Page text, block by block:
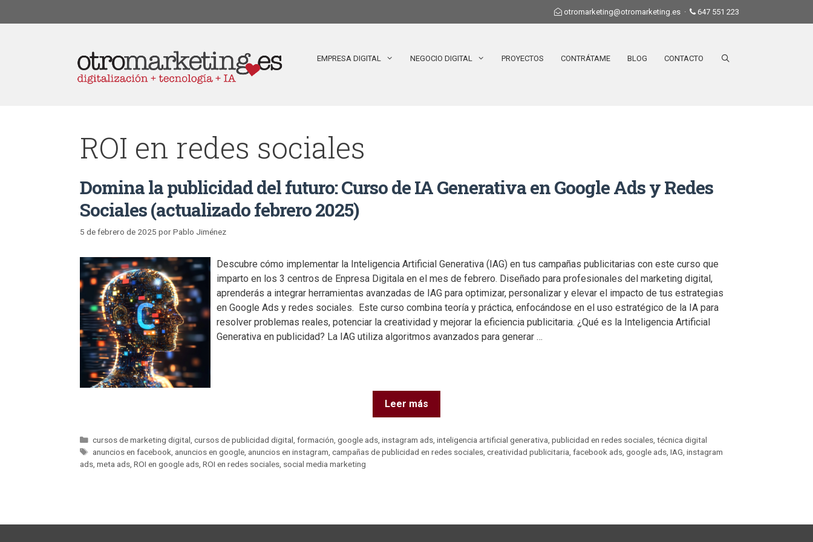
otromarketing@otromarketing.es · 647 551 223
EMPRESA DIGITAL NEGOCIO DIGITAL PROYECTOS CONTRÁTAME BLOG CONTACTO
ROI en redes sociales
Domina la publicidad del futuro: Curso de IA Generativa en Google Ads y Redes
Sociales (actualizado febrero 2025)
5 de febrero de 2025 porPablo Jiménez
Descubre cómo implementar la Inteligencia Artificial Generativa (IAG) en tus campañas publicitarias con este curso que
imparto en los 3 centros de Enpresa Digitala en el mes de febrero. Diseñado para profesionales del marketing digital,
aprenderás a integrar herramientas avanzadas de IAG para optimizar, personalizar y elevar el impacto de tus estrategias
en Google Ads y redes sociales. Este curso combina teoría y práctica, enfocándose en el uso estratégico de la IA para
resolver problemas reales, potenciar la creatividad y mejorar la eficiencia publicitaria. ¿Qué es la Inteligencia Artificial
Generativa en publicidad? La IAG utiliza algoritmos avanzados para generar …
Leer más
cursos de marketing digital ,cursos de publicidad digital ,formación ,google ads ,instagram ads ,inteligencia artificial generativa ,publicidad en redes sociales ,técnica digital
anuncios en facebook anuncios en google anuncios en instagram ,campañas de publicidad en redes sociales ,creatividad publicitaria ,facebook ads ,google ads ,IAG ,instagram
ads meta ads ROI en google ads ROI en redes sociales social media marketing